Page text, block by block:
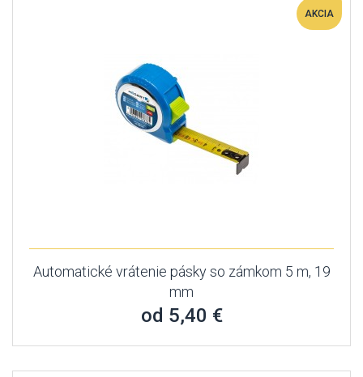
AKCIA
Automatické vrátenie pásky so zámkom 5 m, 19
mm
od 5,40 €